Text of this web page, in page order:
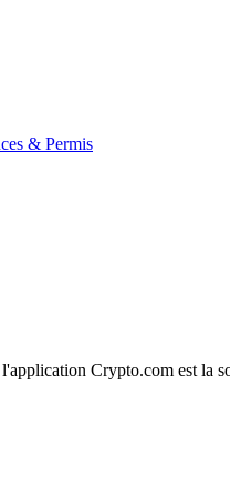
& Permis
Crypto.com est la